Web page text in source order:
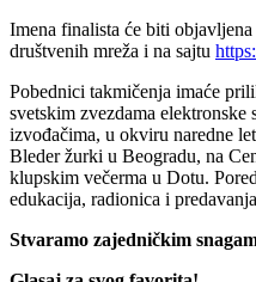
Imena finalista će biti
društvenih mreža i na sajtu
Pobednici takmičenja imaće
svetskim zvezdama
izvođačima, u okviru naredne
Bleder žurki u Beogradu, na
klupskim večerma u Dotu.
edukacija, radionica i
Stvaramo zajedničkim